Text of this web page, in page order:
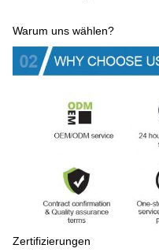
Warum uns wählen?
Zertifizierungen